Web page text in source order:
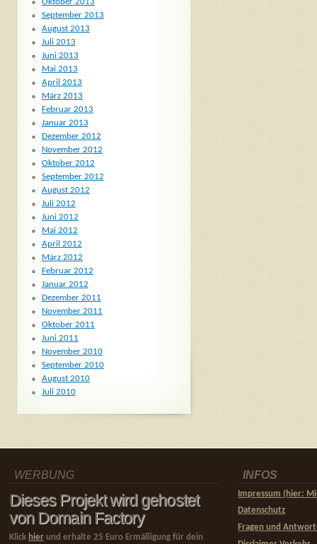
Oktober 2013
September 2013
August 2013
Juli 2013
Juni 2013
Mai 2013
April 2013
März 2013
Februar 2013
Januar 2013
Dezember 2012
November 2012
Oktober 2012
September 2012
August 2012
Juli 2012
Juni 2012
Mai 2012
April 2012
März 2012
Februar 2012
Januar 2012
Dezember 2011
November 2011
Oktober 2011
Juni 2011
November 2010
September 2010
August 2010
Juli 2010
WERBUNG
Dieses Projekt wird gehostet
von Domain Factory
Klick hier und erhalte 25 Euro Ermäßigung für dein
INFOS
Impressum (hier:
Datenschutz
Fragen und